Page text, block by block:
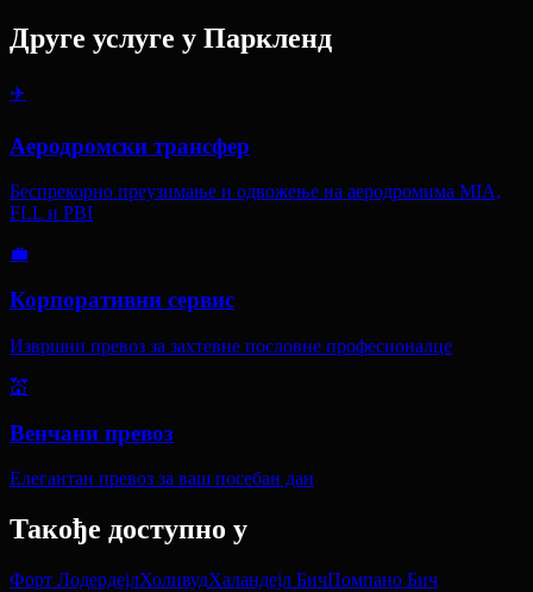
Друге услуге у Паркленд
✈️
Аеродромски трансфер
Беспрекорно преузимање и одвожење на аеродромима MIA,
FLL и PBI
💼
Корпоративни сервис
Извршни превоз за захтевне пословне професионалце
💒
Венчани превоз
Елегантан превоз за ваш посебан дан
Такође доступно у
Форт ЛодердејлХоливудХаландејл БичПомпано Бич